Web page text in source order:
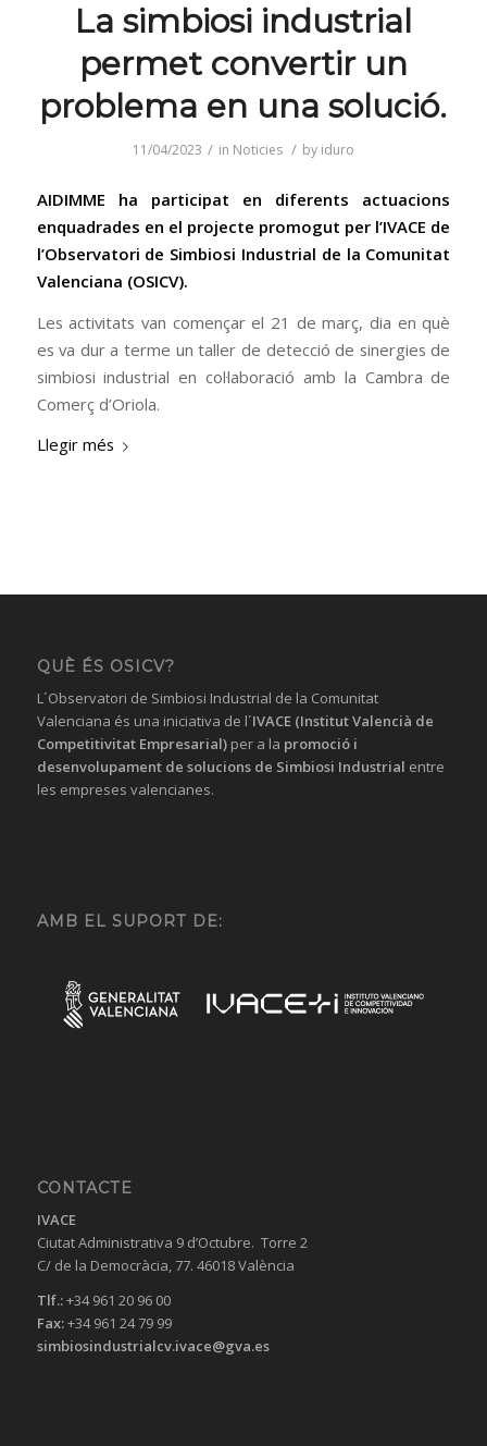
La simbiosi industrial
permet convertir un
problema en una solució.
11/04/2023 / in Noticies / by iduro
AIDIMME ha participat en diferents actuacions
enquadrades en el projecte promogut per l’IVACE de
l’Observatori de Simbiosi Industrial de la Comunitat
Valenciana (OSICV).
Les activitats van començar el 21 de març, dia en què
es va dur a terme un taller de detecció de sinergies de
simbiosi industrial en col·laboració amb la Cambra de
Comerç d’Oriola.
Llegir més
QUÈ ÉS OSICV?
L´Observatori de Simbiosi Industrial de la Comunitat
Valenciana és una iniciativa de l´IVACE (Institut Valencià de
Competitivitat Empresarial)per a la promoció i
desenvolupament de solucions de Simbiosi Industrial entre
les empreses valencianes.
AMB EL SUPORT DE:
CONTACTE
IVACE
Ciutat Administrativa 9 d’Octubre. Torre 2
C/ de la Democràcia, 77. 46018 València
Tlf.:+34 961 20 96 00
Fax:+34 961 24 79 99
simbiosindustrialcv.ivace@gva.es